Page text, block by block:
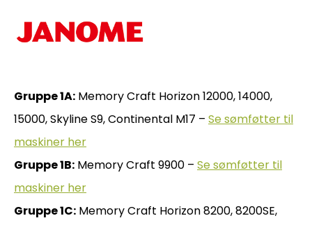
Gruppe 1A: Memory Craft Horizon 12000, 14000,
15000, Skyline S9, Continental M17 – Se sømføtter til
maskiner her
Gruppe 1B: Memory Craft 9900 – Se sømføtter til
maskiner her
Gruppe 1C: Memory Craft Horizon 8200, 8200SE,